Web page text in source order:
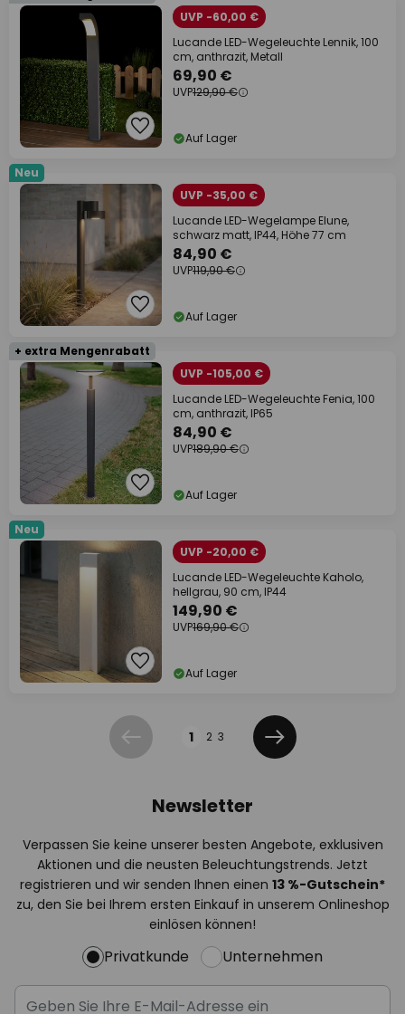
UVP -60,00 €
Lucande LED-Wegeleuchte Lennik, 100
cm, anthrazit, Metall
69,90 €
UVP129,90 €
Auf Lager
Neu
UVP -35,00 €
Lucande LED-Wegelampe Elune,
schwarz matt, IP44, Höhe 77 cm
84,90 €
UVP119,90 €
Auf Lager
+ extra Mengenrabatt
UVP -105,00 €
Lucande LED-Wegeleuchte Fenia, 100
cm, anthrazit, IP65
84,90 €
UVP189,90 €
Auf Lager
Neu
UVP -20,00 €
Lucande LED-Wegeleuchte Kaholo,
hellgrau, 90 cm, IP44
149,90 €
UVP169,90 €
Auf Lager
Zurück 1 2 3
Weiter
Newsletter
Verpassen Sie keine unserer besten Angebote, exklusiven
Aktionen und die neusten Beleuchtungstrends. Jetzt
registrieren und wir senden Ihnen einen 13 %-Gutschein*
zu, den Sie bei Ihrem ersten Einkauf in unserem Onlineshop
einlösen können!
Privatkunde Unternehmen